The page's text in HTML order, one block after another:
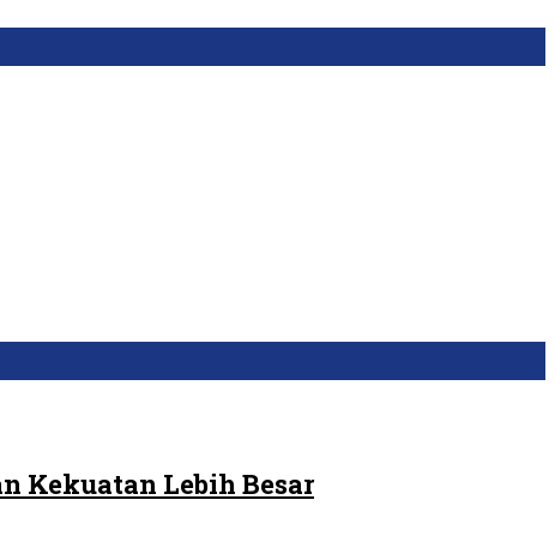
Kekuatan Lebih Besar